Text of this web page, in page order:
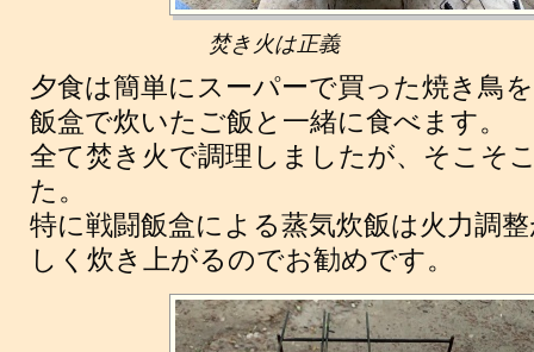
焚き火は正義
夕食は簡単にスーパーで買った焼き鳥
飯盒で炊いたご飯と一緒に食べます。
全て焚き火で調理しましたが、そこそ
た。
特に戦闘飯盒による蒸気炊飯は火力調
しく炊き上がるのでお勧めです。